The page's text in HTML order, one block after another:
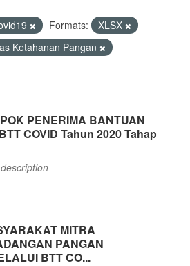
Formats:
XLSX
Ketahanan Pangan
PENERIMA BANTUAN
COVID Tahun 2020 Tahap
MITRA
PANGAN
BTT CO...